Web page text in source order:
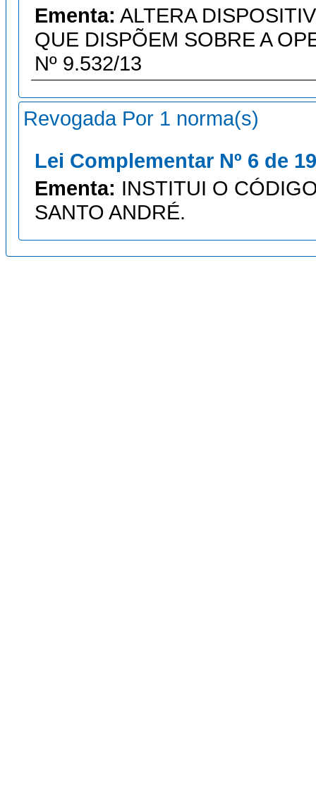
Ementa: ALTERA
QUE DISPÕEM SOBRE A
Nº 9.532/13
Revogada Por 1 norma(s)
Lei Complementar Nº 6 de
Ementa: INSTITUI O
SANTO ANDRÉ.